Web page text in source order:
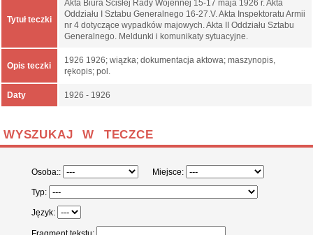
Tytuł teczki
Akta Biura Ścisłej Rady Wojennej 15-17 maja 1926 r. Akta
Oddziału I Sztabu Generalnego 16-27.V. Akta Inspektoratu Armii
nr 4 dotyczące wypadków majowych. Akta II Oddziału Sztabu
Generalnego. Meldunki i komunikaty sytuacyjne.
Opis teczki
1926 1926; wiązka; dokumentacja aktowa; maszynopis,
rękopis; pol.
Daty 1926 - 1926
WYSZUKAJ W TECZCE
Osoba:: Miejsce:
Typ:
Język: